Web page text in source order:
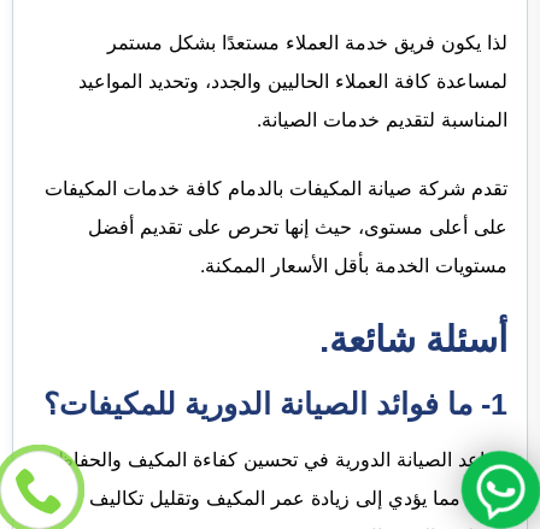
لذا يكون فريق خدمة العملاء مستعدًا بشكل مستمر
لمساعدة كافة العملاء الحاليين والجدد، وتحديد المواعيد
المناسبة لتقديم خدمات الصيانة.
تقدم شركة صيانة المكيفات بالدمام كافة خدمات المكيفات
على أعلى مستوى، حيث إنها تحرص على تقديم أفضل
مستويات الخدمة بأقل الأسعار الممكنة.
أسئلة شائعة.
1- ما فوائد الصيانة الدورية للمكيفات؟
تساعد الصيانة الدورية في تحسين كفاءة المكيف والحفاظ
عليه، مما يؤدي إلى زيادة عمر المكيف وتقليل تكاليف